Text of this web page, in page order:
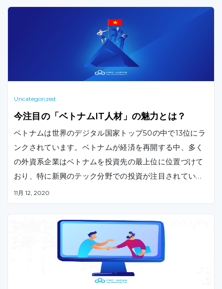
Uncategorized
今注目の「ベトナムIT人材」の魅力とは？
ベトナムは世界のデジタル国家トップ50の中で13位にラ
ンクされています。ベトナムが経済を再開する中、多く
の外資系企業はベトナムを投資先の最上位に位置づけて
おり、特に新興のテック分野での投資が注目されていま
す。ここでは、ベトナムのIT人材が今後さらに注目され
11月 12, 2020